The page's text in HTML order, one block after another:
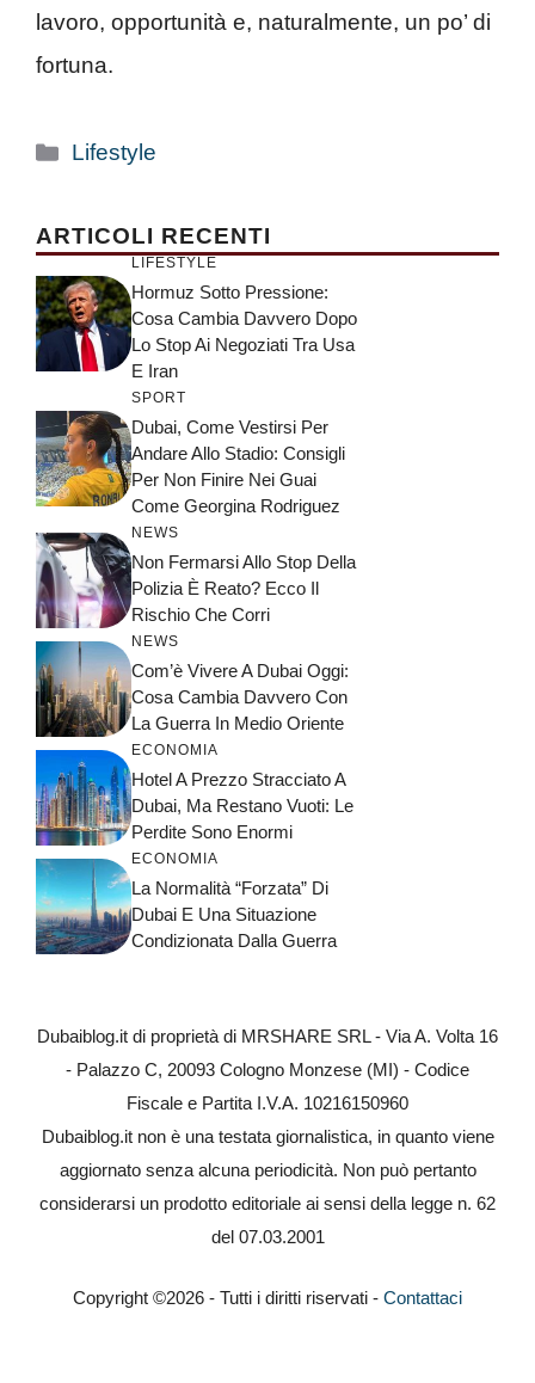
lavoro, opportunità e, naturalmente, un po’ di
fortuna.
Categorie
Lifestyle
ARTICOLI RECENTI
LIFESTYLE
Hormuz Sotto Pressione:
Cosa Cambia Davvero Dopo
Lo Stop Ai Negoziati Tra Usa
E Iran
SPORT
Dubai, Come Vestirsi Per
Andare Allo Stadio: Consigli
Per Non Finire Nei Guai
Come Georgina Rodriguez
NEWS
Non Fermarsi Allo Stop Della
Polizia È Reato? Ecco Il
Rischio Che Corri
NEWS
Com’è Vivere A Dubai Oggi:
Cosa Cambia Davvero Con
La Guerra In Medio Oriente
ECONOMIA
Hotel A Prezzo Stracciato A
Dubai, Ma Restano Vuoti: Le
Perdite Sono Enormi
ECONOMIA
La Normalità “forzata” Di
Dubai E Una Situazione
Condizionata Dalla Guerra
Dubaiblog.it di proprietà di MRSHARE SRL - Via A. Volta 16
- Palazzo C, 20093 Cologno Monzese (MI) - Codice
Fiscale e Partita I.V.A. 10216150960
Dubaiblog.it non è una testata giornalistica, in quanto viene
aggiornato senza alcuna periodicità. Non può pertanto
considerarsi un prodotto editoriale ai sensi della legge n. 62
del 07.03.2001
Copyright ©2026 - Tutti i diritti riservati - Contattaci